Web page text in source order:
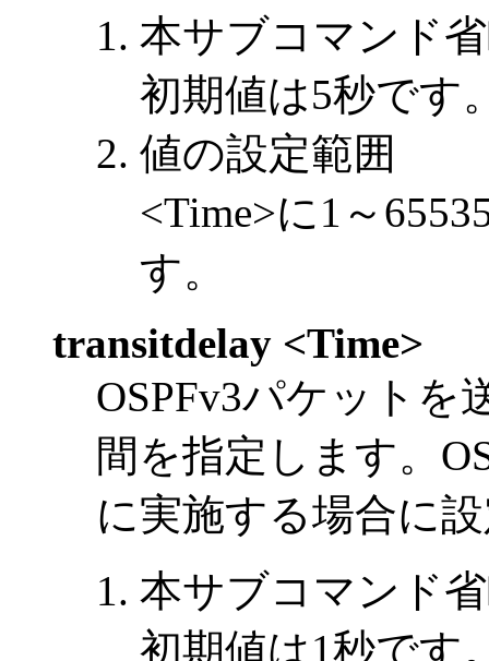
本サブコマンド
初期値は5秒です
値の設定範囲
<Time>に1～
す。
transitdelay <Time>
OSPFv3パケットを
間を指定します。
に実施する場合に
本サブコマンド
初期値は1秒です